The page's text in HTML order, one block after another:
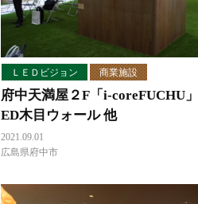
ＬＥＤビジョン 商業施設
府中天満屋２F「i-coreFUCHU
ED木目ウォール 他
2021.09.01
広島県府中市